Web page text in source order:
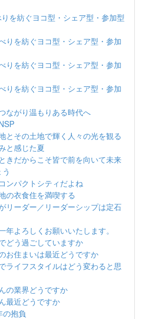
を紡ぐヨコ型・シェア型・参加型
りを紡ぐヨコ型・シェア型・参加
りを紡ぐヨコ型・シェア型・参加
りを紡ぐヨコ型・シェア型・参加
ながり温もりある時代へ
とその土地で輝く人々の光を観る
と感じた夏
きだからこそ皆で前を向いて未来
ンパクトシティだよね
の衣食住を満喫する
リーダー／リーダーシップは定石
年よろしくお願いいたします。
どう過ごしていますか
お住まいは最近どうですか
ライフスタイルはどう変わると思
の業界どうですか
最近どうですか
抱負